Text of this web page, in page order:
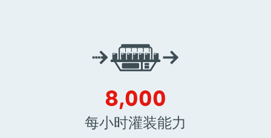
8,000
每小时灌装能力